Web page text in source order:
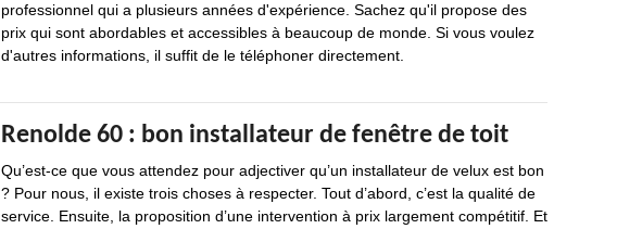
professionnel qui a plusieurs années d'expérience. Sachez qu'il propose des
prix qui sont abordables et accessibles à beaucoup de monde. Si vous voulez
d'autres informations, il suffit de le téléphoner directement.
Renolde 60 : bon installateur de fenêtre de toit
Qu’est-ce que vous attendez pour adjectiver qu’un installateur de velux est bon
? Pour nous, il existe trois choses à respecter. Tout d’abord, c’est la qualité de
service. Ensuite, la proposition d’une intervention à prix largement compétitif. Et